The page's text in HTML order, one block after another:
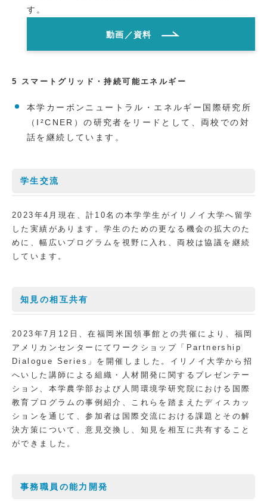
す。
動画／資料
5 スマートグリッド・持続可能エネルギー
本学カーボンニュートラル・エネルギー国際研究所
（I²CNER）の研究者をリードとして、両校での対
話を継続しています。
学生交流
2023年4月現在、計10名の本学学生がイリノイ大学へ留学
した実績があります。学生のための更なる機会の拡大のた
めに、幅広いプログラムを視野に入れ、両校は協議を継続
しています。
知見の相互共有
2023年7月12日、在福岡米国領事館との共催により、福岡
アメリカンセンターにてワークショップ「Partnership
Dialogue Series」を開催しました。イリノイ大学から招
へいした講師による組織・人材開発に関するプレゼンテー
ション、本学農学部および人間環境学研究院における国際
教育プログラムの事例紹介、これらを踏まえたディスカッ
ションを通じて、参加者は国際交流における課題とその解
決方策について、意見交換し、知見を相互に共有すること
ができました。
事務職員の能力開発